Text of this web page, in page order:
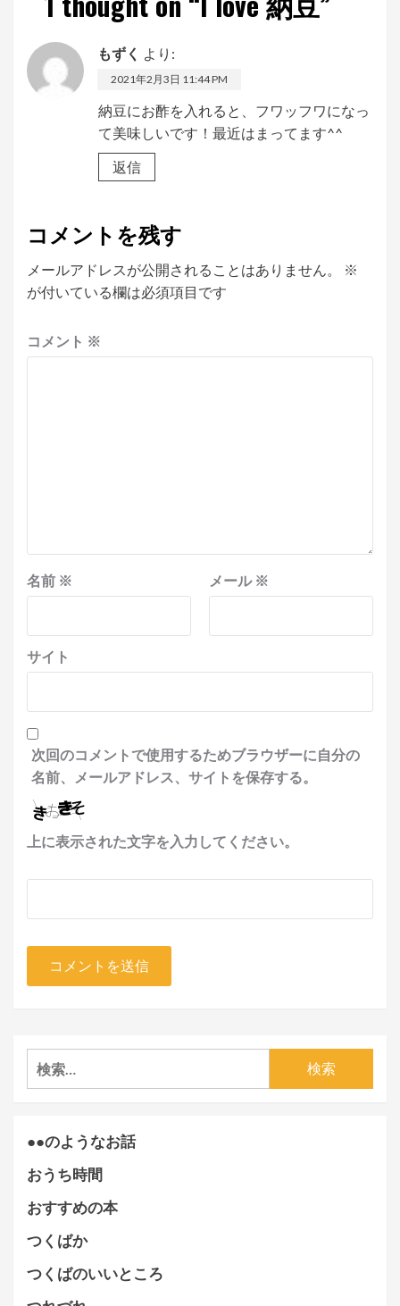
もずく より:
2021年2月3日 11:44 PM
納豆にお酢を入れると、フワッフワになっ
て美味しいです！最近はまってます^^
返信
コメントを残す
メールアドレスが公開されることはありません。
※
が付いている欄は必須項目です
コメント ※
名前 ※ メール ※
サイト
次回のコメントで使用するためブラウザーに自分の
名前、メールアドレス、サイトを保存する。
上に表示された文字を入力してください。
検
索:
●●のようなお話
おうち時間
おすすめの本
つくばか
つくばのいいところ